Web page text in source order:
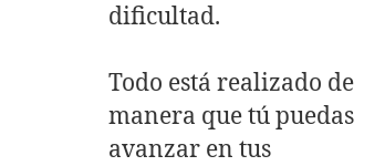
dificultad.
Todo está realizado de
manera que tú puedas
avanzar en tus